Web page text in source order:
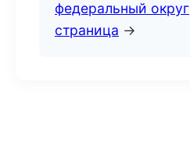
федеральный округ
страница →